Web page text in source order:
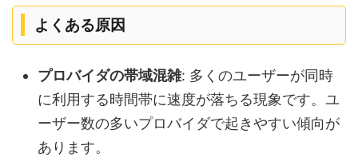
よくある原因
プロバイダの帯域混雑: 多くのユーザーが同時
に利用する時間帯に速度が落ちる現象です。ユ
ーザー数の多いプロバイダで起きやすい傾向が
あります。